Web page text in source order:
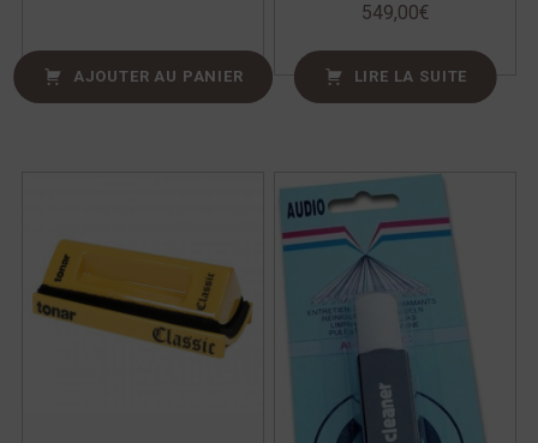
AJOUTER AU PANIER
549,00€
LIRE LA SUITE